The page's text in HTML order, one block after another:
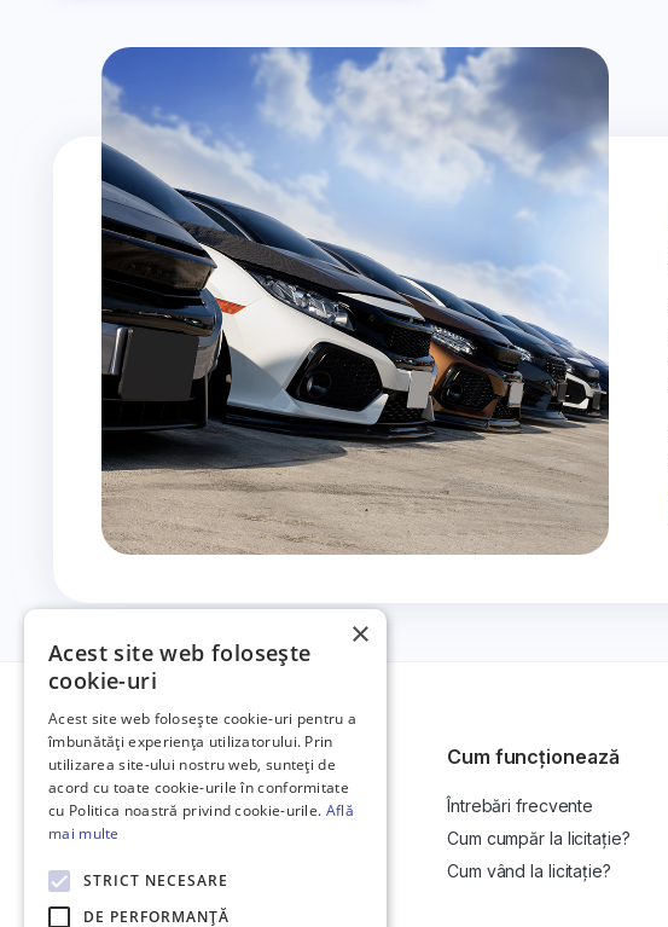
Platformă de anunțuri auto și licitații
auto online.
Cum funcționează
Întrebări frecvente
Cum cumpăr la licitație?
Cum vând la licitație?
×
Acest site web folosește
cookie-uri
Acest site web folosește cookie-uri pentru a
îmbunătăți experiența utilizatorului. Prin
utilizarea site-ului nostru web, sunteți de
acord cu toate cookie-urile în conformitate
cu Politica noastră privind cookie-urile. Află
mai multe
STRICT NECESARE
DE PERFORMANȚĂ